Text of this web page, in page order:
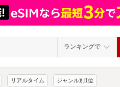
ランキングで
リアルタイム ジャンル別1位